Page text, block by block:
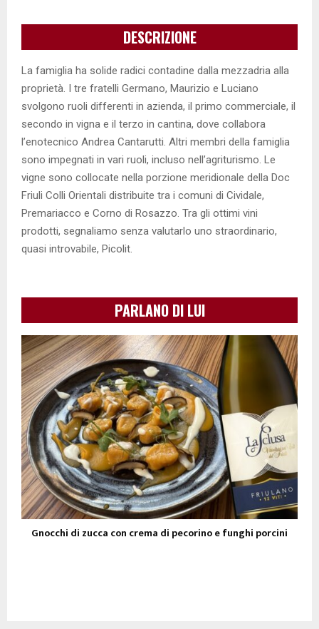
DESCRIZIONE
La famiglia ha solide radici contadine dalla mezzadria alla
proprietà. I tre fratelli Germano, Maurizio e Luciano
svolgono ruoli differenti in azienda, il primo commerciale, il
secondo in vigna e il terzo in cantina, dove collabora
l’enotecnico Andrea Cantarutti. Altri membri della famiglia
sono impegnati in vari ruoli, incluso nell’agriturismo. Le
vigne sono collocate nella porzione meridionale della Doc
Friuli Colli Orientali distribuite tra i comuni di Cividale,
Premariacco e Corno di Rosazzo. Tra gli ottimi vini
prodotti, segnaliamo senza valutarlo uno straordinario,
quasi introvabile, Picolit.
PARLANO DI LUI
Gnocchi di zucca con crema di pecorino e funghi porcini